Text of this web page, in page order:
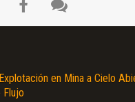
en Mina a Cielo
Flujo